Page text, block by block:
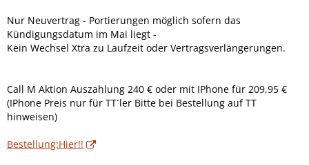
Nur Neuvertrag - Portierungen möglich sofern das
Kündigungsdatum im Mai liegt -
Kein Wechsel Xtra zu Laufzeit oder Vertragsverlängerungen.
Call M Aktion Auszahlung 240 € oder mit IPhone für 209,95 €
(IPhone Preis nur für TT´ler Bitte bei Bestellung auf TT
hinweisen)
Bestellung:Hier!!